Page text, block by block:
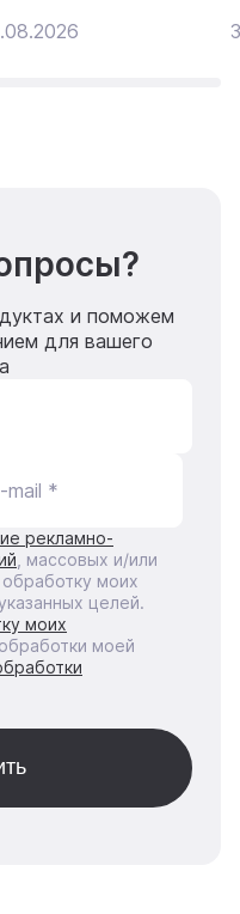
и поможем
для вашего
mail *
рекламно-
, массовых и/или
моих
целей.
моих
моей